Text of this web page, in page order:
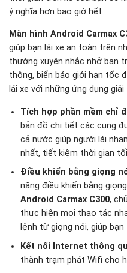
ý nghĩa hơn bao giờ hết
Màn hình Android Carmax
giúp bạn lái xe an toàn trên
thường xuyên nhắc nhở bạn
thông, biển báo giới hạn tốc
lái xe với những ứng dụng
Tích hợp phần mềm chỉ
bản đồ chi tiết các cung
cả nước giúp người lái
nhất, tiết kiệm thời gian
Điều khiển bằng giọng
năng điều khiển bằng
Android Carmax C300,
thực hiện mọi thao tác
lệnh từ giọng nói, giúp
Kết nối Internet thông
thành trạm phát Wifi cho